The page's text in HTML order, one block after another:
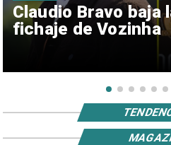
Claudio Bravo baja
fichaje de Vozinha